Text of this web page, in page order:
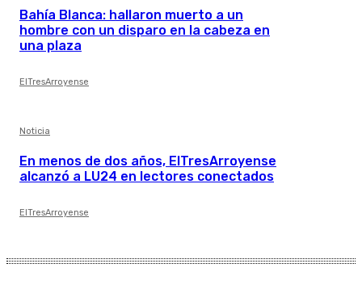
Bahía Blanca: hallaron muerto a un
hombre con un disparo en la cabeza en
una plaza
ElTresArroyense
Noticia
En menos de dos años, ElTresArroyense
alcanzó a LU24 en lectores conectados
ElTresArroyense